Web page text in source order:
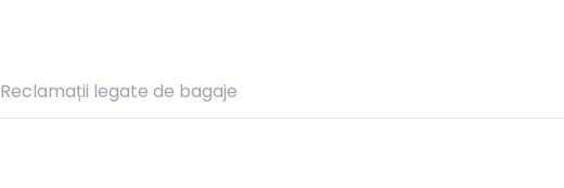
Reclamații legate de bagaje